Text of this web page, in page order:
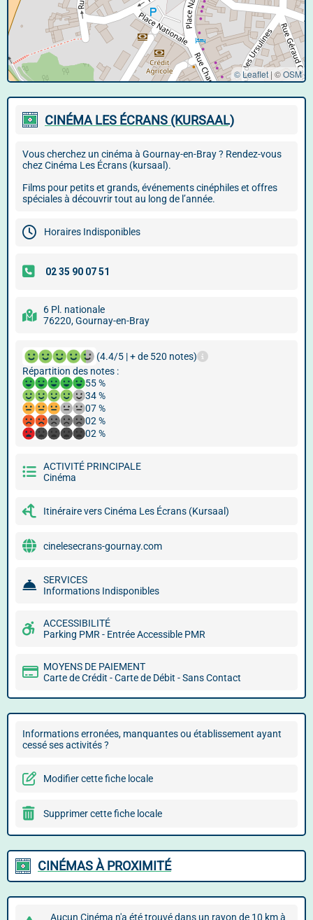
© Leaflet | ©OSM
CINÉMA LES ÉCRANS (KURSAAL)
Vous cherchez un cinéma à Gournay-en-Bray ? Rendez-vous
chez Cinéma Les Écrans (kursaal).
Films pour petits et grands, événements cinéphiles et offres
spéciales à découvrir tout au long de l’année.
Horaires Indisponibles
6 Pl. nationale
76220, Gournay-en-Bray
(4.4/5 | + de 520 notes)
Répartition des notes :
55 %
34 %
07 %
02 %
02 %
ACTIVITÉ PRINCIPALE
Cinéma
Itinéraire vers Cinéma Les Écrans (Kursaal)
cinelesecrans-gournay.com
SERVICES
Informations Indisponibles
ACCESSIBILITÉ
Parking PMR - Entrée Accessible PMR
MOYENS DE PAIEMENT
Carte de Crédit - Carte de Débit - Sans Contact
Informations erronées, manquantes ou établissement ayant
cessé ses activités ?
Modifier cette fiche locale
Supprimer cette fiche locale
CINÉMAS À PROXIMITÉ
Aucun Cinéma n'a été trouvé dans un rayon de 10 km à